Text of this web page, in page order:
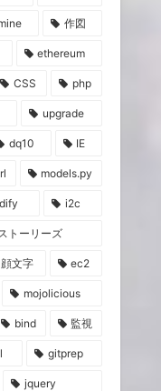
作図
ethereum
CSS php
upgrade
dq10 IE
models.py
dify i2c
トーリーズ
顔文字 ec2
mojolicious
bind 監視
gitprep
jquery